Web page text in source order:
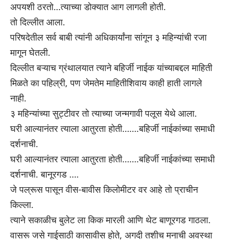
अपयशी ठरतो…त्याच्या डोक्यात आग लागली होती.
तो दिल्लीत आला.
परिषदेतील सर्व बाबी त्यांनी अधिकार्यांना सांगून ३ महिन्यांची रजा
मागून घेतली.
दिल्लीत बऱ्याच ग्रंथालयात त्याने बहिर्जी नाईक यांच्याबद्दल माहिती
मिळते का पहिल्री, पण जेमतेम माहितीशिवाय काही हाती लागले
नाही.
३ महिन्यांच्या सुट्टीवर तो त्याच्या जन्मगावी पलूस येथे आला.
घरी आल्यानंतर त्याला आतुरता होती…….बहिर्जी नाईकांच्या समाधी
दर्शनाची.
घरी आल्यानंतर त्याला आतुरता होती…….बहिर्जी नाईकांच्या समाधी
दर्शनाची. बानूरगड ….
जे पल्रूस पासून वीस-बावीस किलोमीटर वर आहे तो प्राचीन
किल्ला.
त्याने सकाळीच बुलेट ला किक मारली आणि थेट बाणूरगड गाठला.
वासरू जसे गाईसाठी कासावीस होते, अगदी तशीच मनाची अवस्था